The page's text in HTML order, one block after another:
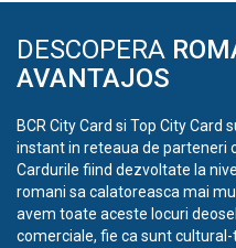
DESCOPERA
AVANTAJOS
BCR City Card si Top City
instant in reteaua de parteneri
Cardurile fiind dezvoltate la
romani sa calatoreasca mai
avem toate aceste locuri
comerciale, fie ca sunt